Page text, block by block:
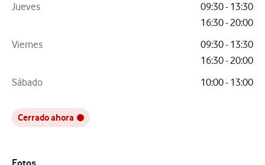
Jueves
09:30 - 13:30
16:30 - 20:00
Viernes
09:30 - 13:30
16:30 - 20:00
Sábado
10:00 - 13:00
Cerrado ahora
Fotos